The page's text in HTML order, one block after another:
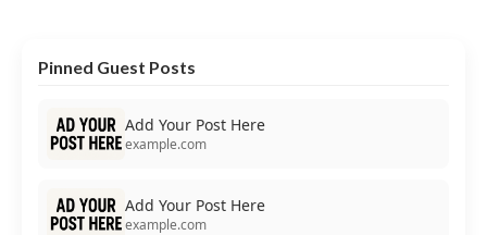
Pinned Guest Posts
Add Your Post Here
example.com
Add Your Post Here
example.com